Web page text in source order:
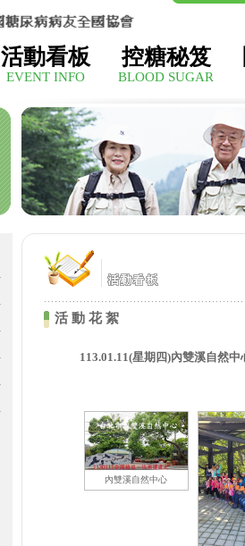
活動看板
EVENT INFO
控糖秘笈
BLOOD SUGAR
活 動 花 絮
113.01.11(星期四)內雙溪自然
內雙溪自然中心